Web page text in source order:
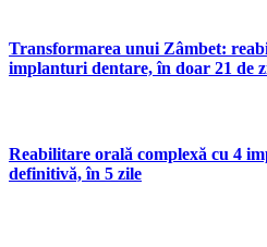
Transformarea unui Zâmbet:
implanturi dentare, în doar 21 de
Reabilitare orală complexă cu 4
definitivă, în 5 zile